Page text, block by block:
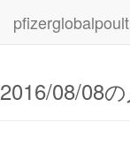
2016/08/08